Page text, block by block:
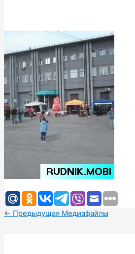
← Предыдущая Медиафайлы